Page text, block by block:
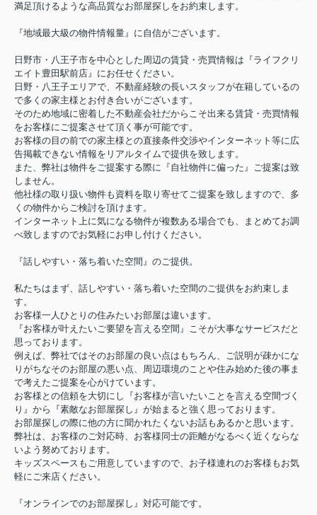
満足頂けるような高品質なお部屋探しをお約束します。
『地域最大級の物件情報量』に自信がございます。
日野市・八王子市を中心とした周辺の賃貸・売買情報は『ライフクリ
エイト豊田駅前店』にお任せください。
日野・八王子エリアで、不動産経験の長いスタッフが在籍しているの
で多くの家主様とお付き合いがございます。
そのため地域に密着した不動産会社だからこそ出来る賃貸・売買情報
をお客様にご提案させて頂く事が可能です。
お客様の目の前での家主様との直接条件交渉やインターネット等に広
告掲載できない情報をリアルタイムで提供を致します。
また、弊社は物件をご提案する際に『自社物件に偏った』ご提案は致
しません。
他社様の取り扱い物件も資料を取り寄せてご提案を致しますので、多
くの物件からご検討を頂けます。
インターネット上に気になる物件が複数ある場合でも、まとめてお調
べ致しますのでお気軽にお申し付けください。
『話しやすい・落ち着いた空間』のご提供。
私たちはまず、話しやすい・落ち着いた空間のご提供をお約束しま
す。
お客様一人ひとりの住みたいお部屋は違います。
『お客様が叶えたいご要望を言える空間』こそが大事なサービスだと
思っております。
例えば、弊社ではそのお部屋の良い点はもちろん、ご説明が疎かにな
りがちなそのお部屋の悪い点、周辺環境のことや住み始めた後の事ま
で考えたご提案を心がけています。
お客様との信頼を大切にし『お客様が言いたいことを言える空間づく
り』から『素敵なお部屋探し』が始まると強く思っております。
お部屋探しの際に他の方に聞かれたくないお話もあるかと思います。
弊社は、お客様のご対応時、お客様同士の距離がなるべく近くならな
いよう努めております。
キッズスペースもご用意していますので、お子様連れのお客様もお気
軽にご来店ください。
『オンラインでのお部屋探し』対応可能です。